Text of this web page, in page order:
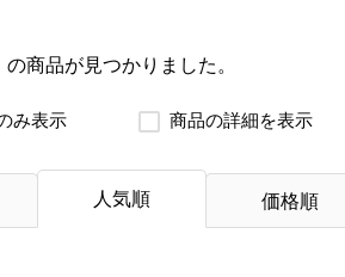
の商品が見つかりました。
み表示 商品の詳細を表示
人気順 価格順